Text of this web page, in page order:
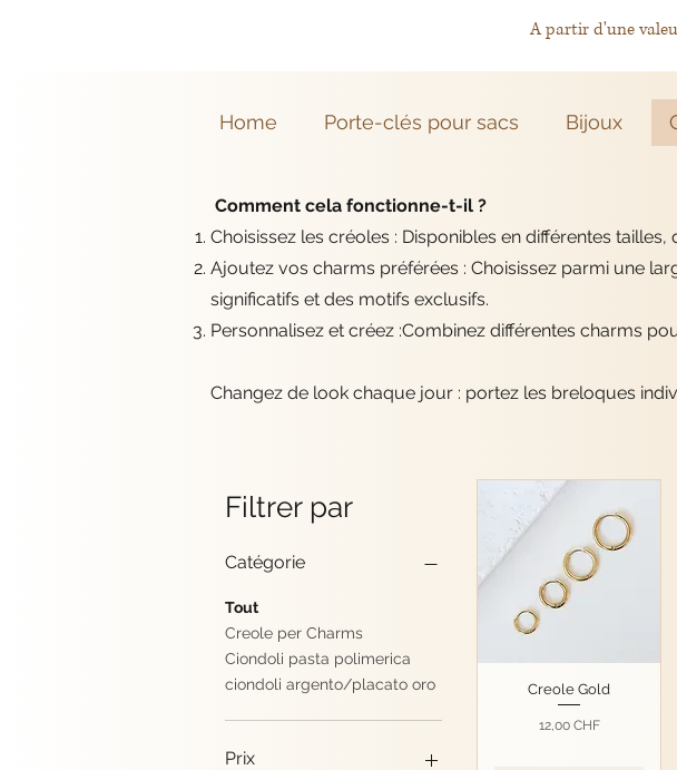
A partir d'une
Home Porte-clés pour sacs Bijoux
Comment cela fonctionne-t-il ?
Choisissez les créoles : Disponibles en différentes
Ajoutez vos charms préférées : Choisissez parmi une
significatifs et des motifs exclusifs.
Personnalisez et créez :Combinez différentes charms
Changez de look chaque jour : portez les breloques
Filtrer par
Catégorie
Tout
Creole per Charms
Ciondoli pasta polimerica
ciondoli argento/placato oro
Prix
Creole Gold
Prix
12,00 CHF